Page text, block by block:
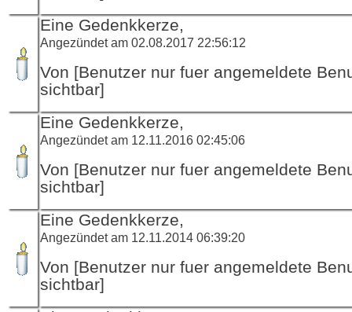
Eine Gedenkkerze,
Angezündet am 02.08.2017 22:56:12
Von [Benutzer nur fuer angemeldete
sichtbar]
Eine Gedenkkerze,
Angezündet am 12.11.2016 02:45:06
Von [Benutzer nur fuer angemeldete
sichtbar]
Eine Gedenkkerze,
Angezündet am 12.11.2014 06:39:20
Von [Benutzer nur fuer angemeldete
sichtbar]